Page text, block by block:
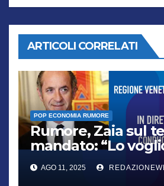
ARTICOLI CORRELATI
POP ECONOMIA RUMORE
Rumore, Zaia sul
mandato: “Lo
cittadini, chi non lo
verrà punito”
AGO 11, 2025